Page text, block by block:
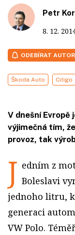
Petr
8. 12.
ODEBÍRAT
Škoda Auto Citigo
V dnešní Evropě
výjimečná tím,
provoz, tak
J edním z
Boleslavi
jednoho litru,
generaci
VW Polo.